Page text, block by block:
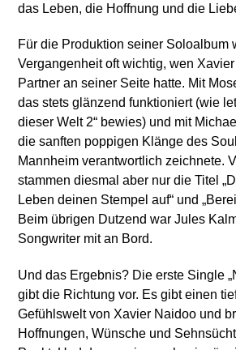
das Leben, die Hoffnung und die
Für die Produktion seiner Soloalbum
Vergangenheit oft wichtig, wen
Partner an seiner Seite hatte. Mit
das stets glänzend funktioniert (wie
dieser Welt 2“ bewies) und mit
die sanften poppigen Klänge des
Mannheim verantwortlich zeichnete.
stammen diesmal aber nur die Titel
Leben deinen Stempel auf“ und
Beim übrigen Dutzend war Jules
Songwriter mit an Bord.
Und das Ergebnis? Die erste Single
gibt die Richtung vor. Es gibt einen
Gefühlswelt von Xavier Naidoo und
Hoffnungen, Wünsche und